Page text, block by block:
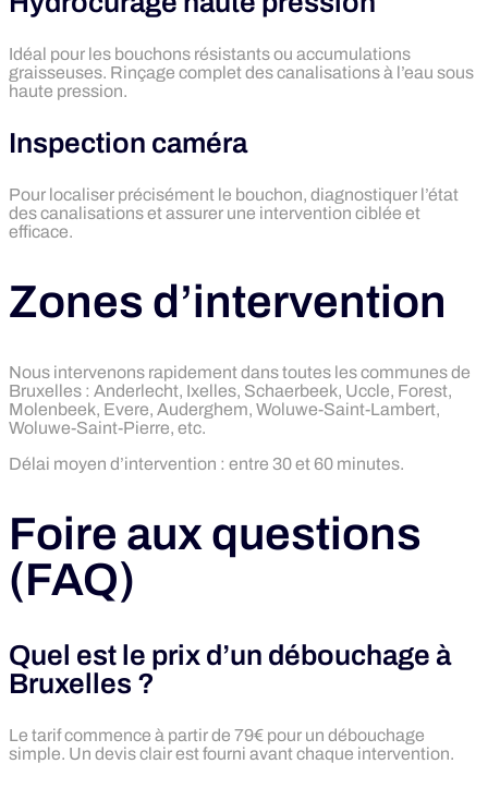
Idéal pour les bouchons résistants ou accumulations
graisseuses. Rinçage complet des canalisations à l’eau sous
haute pression.
Inspection caméra
Pour localiser précisément le bouchon, diagnostiquer l’état
des canalisations et assurer une intervention ciblée et
efficace.
Zones d’intervention
Nous intervenons rapidement dans toutes les communes de
Bruxelles : Anderlecht, Ixelles, Schaerbeek, Uccle, Forest,
Molenbeek, Evere, Auderghem, Woluwe-Saint-Lambert,
Woluwe-Saint-Pierre, etc.
Délai moyen d’intervention : entre 30 et 60 minutes.
Foire aux questions
(FAQ)
Quel est le prix d’un débouchage à
Bruxelles ?
Le tarif commence à partir de 79€ pour un débouchage
simple. Un devis clair est fourni avant chaque intervention.